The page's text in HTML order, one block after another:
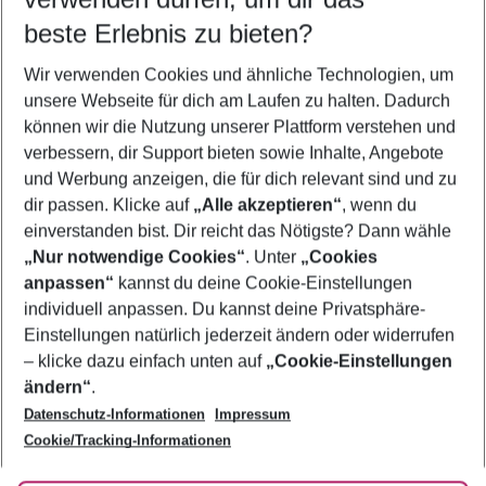
5-8 Nächte
2 Erwachsene Keine Kinder
Mehr Filter anzeigen
Footer
Footer navigation
Über uns
AGB
Bestpreisgarantie
Cookie-Einstellungen ändern
Cookie-Richtlinie
Agenturbetreuung
Barrierefreies Reisen
Folge uns
beste Erlebnis zu bieten?
Wir verwenden Cookies und ähnliche Technologien, um
unsere Webseite für dich am Laufen zu halten. Dadurch
können wir die Nutzung unserer Plattform verstehen und
verbessern, dir Support bieten sowie Inhalte, Angebote
und Werbung anzeigen, die für dich relevant sind und zu
dir passen. Klicke auf „Alle akzeptieren“, wenn du
einverstanden bist. Dir reicht das Nötigste? Dann wähle
„Nur notwendige Cookies“. Unter „Cookies
anpassen“ kannst du deine Cookie-Einstellungen
individuell anpassen. Du kannst deine Privatsphäre-
Einstellungen natürlich jederzeit ändern oder widerrufen
– klicke dazu einfach unten auf „Cookie-Einstellungen
ändern“.
Datenschutz-Informationen
Impressum
Cookie/Tracking-Informationen